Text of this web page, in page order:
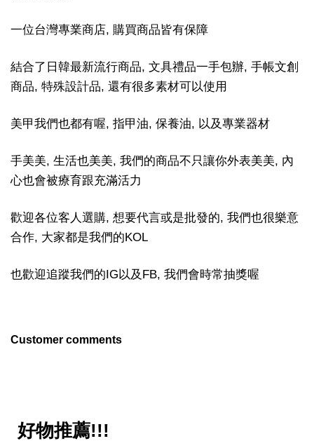
一位台灣專業商店, 購買商品皆有保障
結合了日韓最新流行商品, 文具禮品一手包辦, 手帳文創
商品, 特殊設計品, 還有很多素材可以使用
美甲我們也都有喔, 指甲油, 保養油, 以及專業器材
手美美, 生活也美美, 我們的商品不只讓你外表美美, 內
心也會被療育跟充滿活力
歡迎各位客人選購, 想要代言或是批發的, 我們也很樂意
合作, 大家都是我們的KOL
也歡迎追蹤我們的IG以及FB, 我們會時常抽獎喔
Customer comments
好物推薦!!!